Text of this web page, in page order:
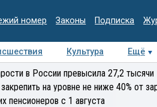
номер Законы Подписка
Культура Ещё
Интервью Колумнисты
в России превысила 27,2 тысячи
на уровне не ниже 40% от
пенсионеров с 1 августа